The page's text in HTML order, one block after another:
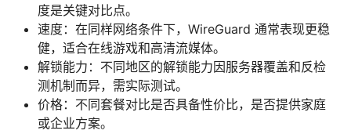
度是关键对比点。
速度：在同样网络条件下，WireGuard 通常表现更稳
健，适合在线游戏和高清流媒体。
解锁能力：不同地区的解锁能力因服务器覆盖和反检
测机制而异，需实际测试。
价格：不同套餐对比是否具备性价比，是否提供家庭
或企业方案。